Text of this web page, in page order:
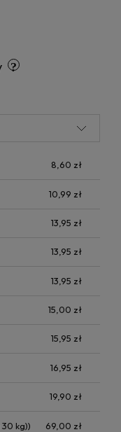
8,60 zł
10,99 zł
13,95 zł
13,95 zł
13,95 zł
15,00 zł
15,95 zł
16,95 zł
19,90 zł
kg)) 69,00 zł